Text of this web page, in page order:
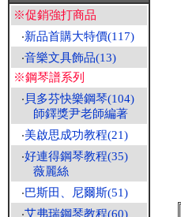
※促銷強打商品
‧新品首購大特價(117)
‧音樂文具飾品(13)
※鋼琴譜系列
‧ 貝多芬快樂鋼琴(104)
師鐸獎尹老師編著
‧美啟思成功教程(21)
‧好連得鋼琴教程(35)
薇麗絲
‧巴斯田、尼爾斯(51)
‧艾弗瑞鋼琴教程(60)